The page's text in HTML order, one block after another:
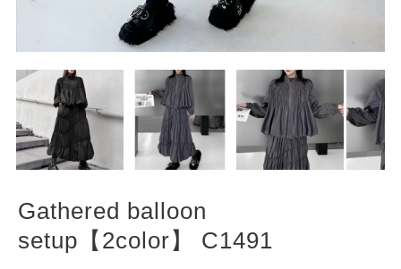
Gathered balloon
setup【2color】 C1491